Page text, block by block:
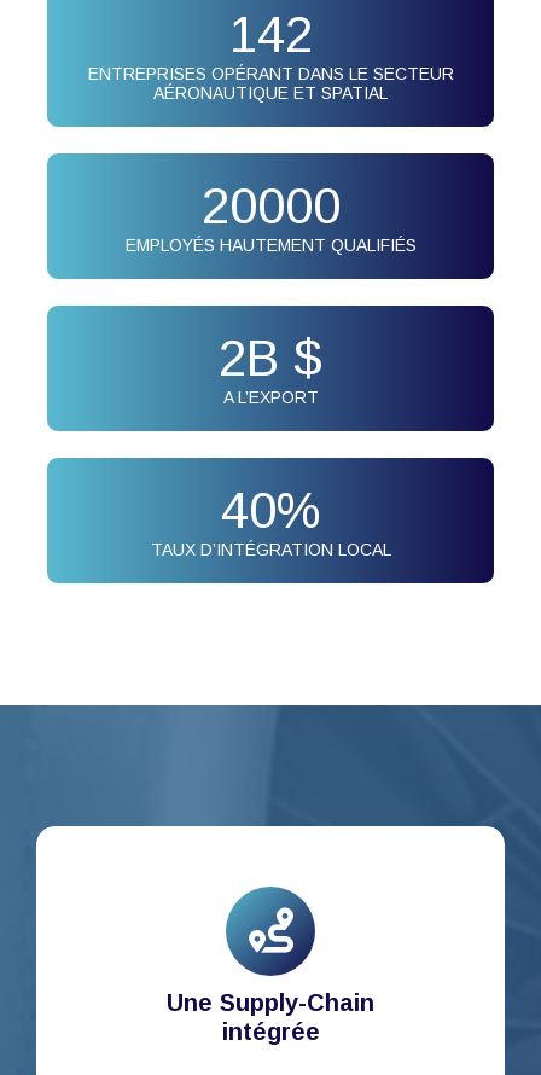
142
ENTREPRISES OPÉRANT DANS LE SECTEUR
AÉRONAUTIQUE ET SPATIAL
20000
EMPLOYÉS HAUTEMENT QUALIFIÉS
2B $
A L’EXPORT
40%
TAUX D’INTÉGRATION LOCAL
Une Supply-Chain
intégrée